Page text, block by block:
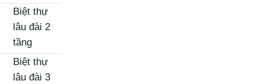
Biệt thự
lâu đài 2
tầng
Biệt thự
lâu đài 3